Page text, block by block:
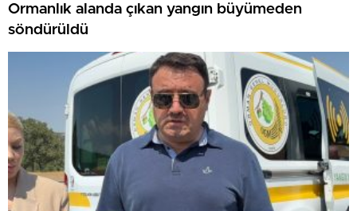
Ormanlık alanda çıkan yangın büyümeden
söndürüldü